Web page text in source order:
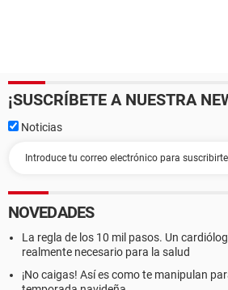
¡SUSCRÍBETE A NUESTRA
Noticias
NOVEDADES
La regla de los 10 mil pasos. Un
realmente necesario para la salud
¡No caigas! Así es como te manipulan